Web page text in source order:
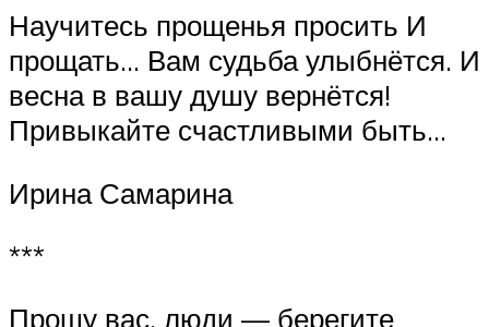
Научитесь прощенья просить И
прощать… Вам судьба улыбнётся. И
весна в вашу душу вернётся!
Привыкайте счастливыми быть…
Ирина Самарина
***
Прошу вас, люди — берегите